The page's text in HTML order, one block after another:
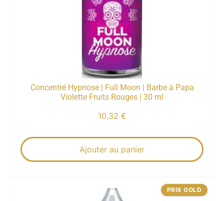
Concentré Hypnose | Full Moon | Barbe à Papa
Violette Fruits Rouges | 30 ml
10,32 €
Ajouter au panier
PRIX GOLD